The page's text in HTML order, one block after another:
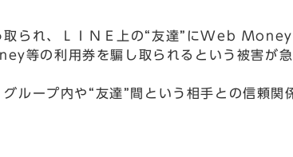
取られ、ＬＩＮＥ上の“友達”にWeb Money
等の利用券を騙し取られるという被害が
ループ内や“友達”間という相手との信頼関